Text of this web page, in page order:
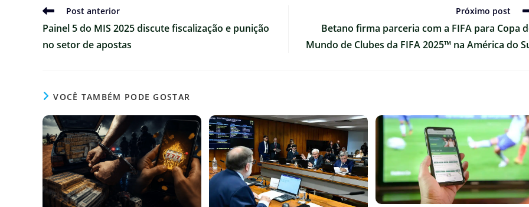
Ler
mais
artigos
Post anterior
Painel 5 do MIS 2025 discute fiscalização e punição
no setor de apostas
Próximo post
Betano firma parceria com a FIFA para Copa
Mundo de Clubes da FIFA 2025™ na América do
VOCÊ TAMBÉM PODE GOSTAR